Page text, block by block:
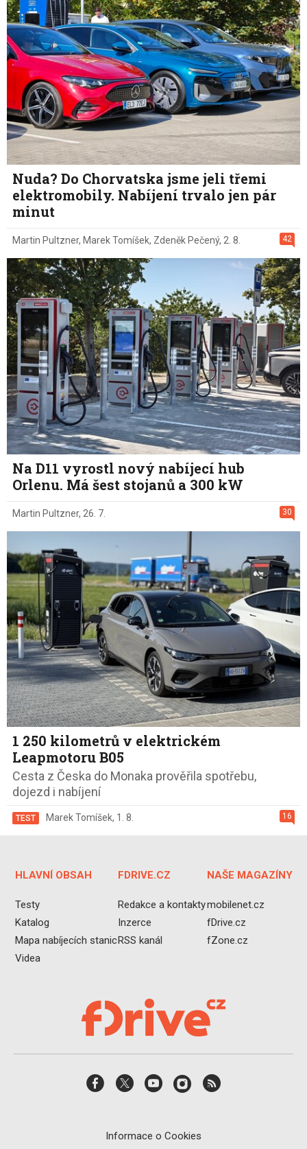
Nuda? Do Chorvatska jsme jeli třemi
elektromobily. Nabíjení trvalo jen pár
minut
42
Martin Pultzner, Marek Tomíšek, Zdeněk Pečený, 2. 8.
Na D11 vyrostl nový nabíjecí hub
Orlenu. Má šest stojanů a 300 kW
30
Martin Pultzner, 26. 7.
1 250 kilometrů v elektrickém
Leapmotoru B05
Cesta z Česka do Monaka prověřila spotřebu,
dojezd i nabíjení
16
TEST Marek Tomíšek, 1. 8.
HLAVNÍ OBSAH
Testy
Katalog
Mapa nabíjecích stanic
Videa
FDRIVE.CZ
Redakce a kontakty
Inzerce
RSS kanál
NAŠE MAGAZÍNY
mobilenet.cz
fDrive.cz
fZone.cz
Informace o Cookies